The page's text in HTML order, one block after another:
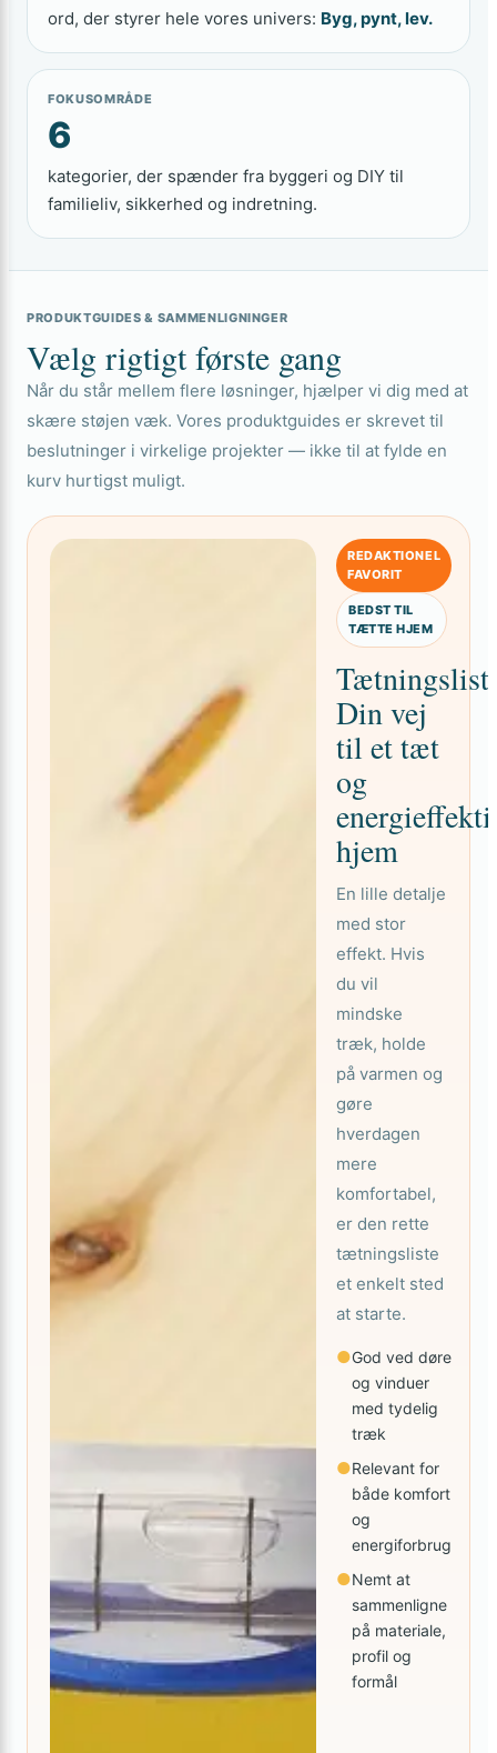
ord, der styrer hele vores univers: Byg, pynt, lev.
FOKUSOMRÅDE
6
kategorier, der spænder fra byggeri og DIY til
familieliv, sikkerhed og indretning.
PRODUKTGUIDES & SAMMENLIGNINGER
Vælg rigtigt første gang
Når du står mellem flere løsninger, hjælper vi dig med at
skære støjen væk. Vores produktguides er skrevet til
beslutninger i virkelige projekter — ikke til at fylde en
kurv hurtigst muligt.
REDAKTIONEL
FAVORIT
BEDST TIL
TÆTTE HJEM
Din vej
til et tæt
og
hjem
En lille detalje
med stor
effekt. Hvis
du vil
mindske
træk, holde
på varmen og
gøre
hverdagen
mere
komfortabel,
er den rette
tætningsliste
et enkelt sted
at starte.
●God ved døre
og vinduer
med tydelig
træk
●Relevant for
både komfort
og
energiforbrug
●Nemt at
sammenligne
på materiale,
profil og
formål